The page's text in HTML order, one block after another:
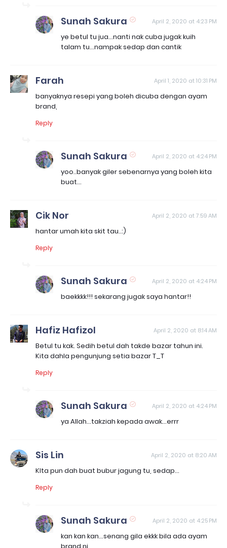
Sunah Sakura April 2, 2020 at 4:23 PM
ye betul tu jua...nanti nak cuba jugak kuih
talam tu...nampak sedap dan cantik
Farah April 1, 2020 at 10:31 PM
banyaknya resepi yang boleh dicuba dengan ayam
brand,
Reply
Sunah Sakura April 2, 2020 at 4:24 PM
yoo..banyak giler sebenarnya yang boleh kita
buat...
Cik Nor April 2, 2020 at 7:59 AM
hantar umah kita skit tau..:)
Reply
Sunah Sakura April 2, 2020 at 4:24 PM
baekkkk!!! sekarang jugak saya hantar!!
Hafiz Hafizol April 2, 2020 at 8:14 AM
Betul tu kak. Sedih betul dah takde bazar tahun ini.
Kita dahla pengunjung setia bazar T_T
Reply
Sunah Sakura April 2, 2020 at 4:24 PM
ya Allah...takziah kepada awak...errr
Sis Lin April 2, 2020 at 8:20 AM
KIta pun dah buat bubur jagung tu, sedap...
Reply
Sunah Sakura April 2, 2020 at 4:25 PM
kan kan kan...senang gila ekkk bila ada ayam
brand ni